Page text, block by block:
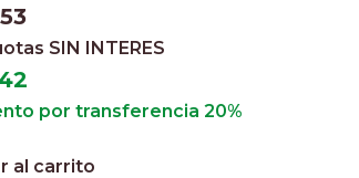
SIN INTERES
por transferencia 20%
al carrito